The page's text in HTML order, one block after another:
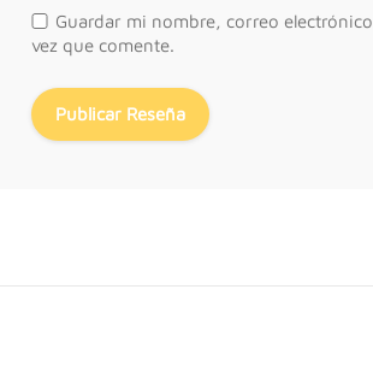
Guardar mi nombre, correo
vez que comente.